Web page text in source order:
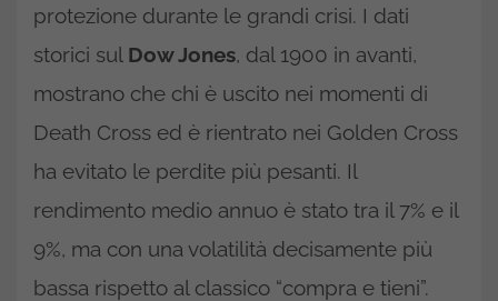
protezione durante le grandi crisi. I dati
storici sul Dow Jones, dal 1900 in avanti,
mostrano che chi è uscito nei momenti di
Death Cross ed è rientrato nei Golden Cross
ha evitato le perdite più pesanti. Il
rendimento medio annuo è stato tra il 7% e il
9%, ma con una volatilità decisamente più
bassa rispetto al classico “compra e tieni”.